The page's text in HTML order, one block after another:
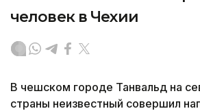
человек в Чехии
В чешском городе Танвальд на
страны неизвестный совершил